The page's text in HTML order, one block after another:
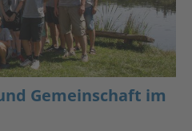
Gemeinschaft im